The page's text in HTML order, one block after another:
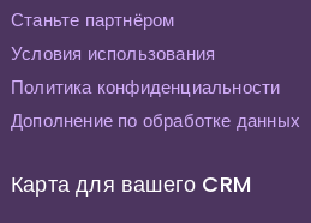
Станьте партнёром
Условия использования
Политика конфиденциальности
Дополнение по обработке данных
Карта для вашего CRM